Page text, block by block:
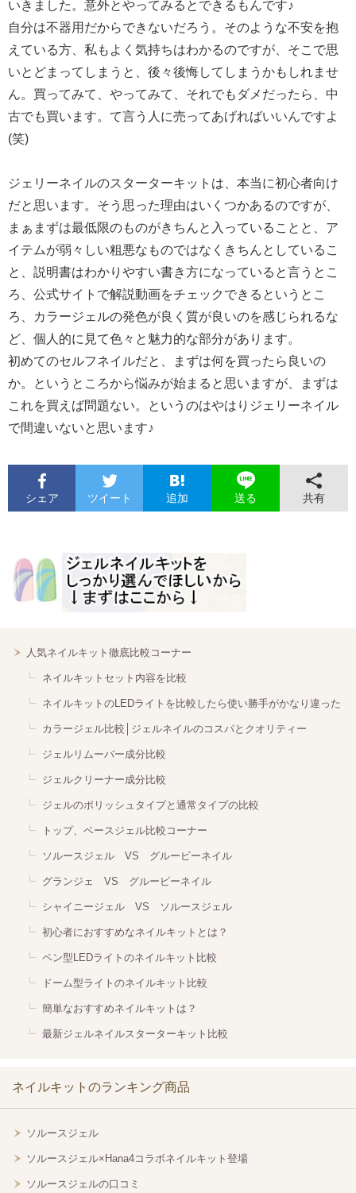
いきました。意外とやってみるとできるもんです♪
自分は不器用だからできないだろう。そのような不安を抱
えている方、私もよく気持ちはわかるのですが、そこで思
いとどまってしまうと、後々後悔してしまうかもしれませ
ん。買ってみて、やってみて、それでもダメだったら、中
古でも買います。て言う人に売ってあげればいいんですよ
(笑)
ジェリーネイルのスターターキットは、本当に初心者向け
だと思います。そう思った理由はいくつかあるのですが、
まぁまずは最低限のものがきちんと入っていることと、ア
イテムが弱々しい粗悪なものではなくきちんとしているこ
と、説明書はわかりやすい書き方になっていると言うとこ
ろ、公式サイトで解説動画をチェックできるというとこ
ろ、カラージェルの発色が良く質が良いのを感じられるな
ど、個人的に見て色々と魅力的な部分があります。
初めてのセルフネイルだと、まずは何を買ったら良いの
か。というところから悩みが始まると思いますが、まずは
これを買えば問題ない。というのはやはりジェリーネイル
で間違いないと思います♪
シェア ツイート 追加 送る 共有
人気ネイルキット徹底比較コーナー
ネイルキットセット内容を比較
ネイルキットのLEDライトを比較したら使い勝手がかなり違った
カラージェル比較│ジェルネイルのコスパとクオリティー
ジェルリムーバー成分比較
ジェルクリーナー成分比較
ジェルのポリッシュタイプと通常タイプの比較
トップ、ベースジェル比較コーナー
ソルースジェル VS グルービーネイル
グランジェ VS グルービーネイル
シャイニージェル VS ソルースジェル
初心者におすすめなネイルキットとは？
ペン型LEDライトのネイルキット比較
ドーム型ライトのネイルキット比較
簡単なおすすめネイルキットは？
最新ジェルネイルスターターキット比較
ネイルキットのランキング商品
ソルースジェル
ソルースジェル×Hana4コラボネイルキット登場
ソルースジェルの口コミ